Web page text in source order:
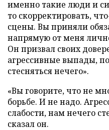
именно такие люди и
то скорректировать,
сцены. Вы приняли
напрямую от меня
Он призвал своих
агрессивные выпады,
стесняться нечего».
«Вы говорите, что не
борьбе. И не надо.
слабости, нам нечего
сказал он.